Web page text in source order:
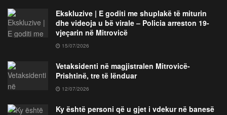
Ekskluzive | E goditi me shuplakë të miturin
dhe videoja u bë virale – Policia arreston 19-
vjeçarin në Mitrovicë
15/07/2026
Vetaksidenti në magjistralen Mitrovicë-
Prishtinë, tre të lënduar
12/07/2026
Ky është personi që u gjet i vdekur në banesë